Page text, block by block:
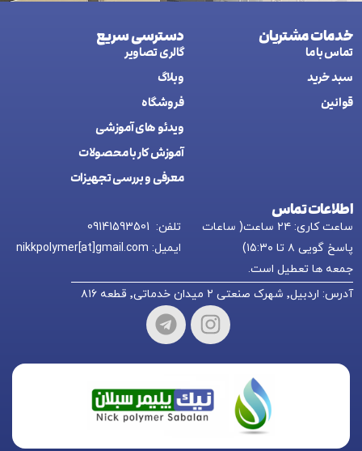
خدمات مشتریان
تماس با ما
سبد خرید
قوانین
دسترسی سریع
گالری تصاویر
وبلاگ
فروشگاه
ويدئو های آموزشی
آموزش کار با محصولات
معرفی و بررسی تجهیزات
اطلاعات تماس
ساعت کاری: ۲۴ ساعت( ساعات
پاسخ گویی ۸ تا ۱۵:۳۰)
جمعه ها تعطیل است.
تلفن: 09141593501
ایمیل: nikkpolymer[at]gmail.com
آدرس: اردبیل٬ شهرک صنعتی ۲ میدان خدماتی٬ قطعه ۸۱۶